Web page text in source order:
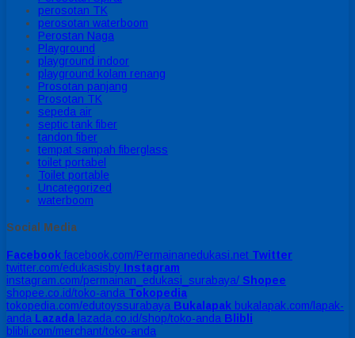
perosotan TK
perosotan waterboom
Perostan Naga
Playground
playground indoor
playground kolam renang
Prosotan panjang
Prosotan TK
sepeda air
septic tank fiber
tandon fiber
tempat sampah fiberglass
toilet portabel
Toilet portable
Uncategorized
waterboom
Social Media
Facebook facebook.com/Permainanedukasi.net Twitter
twitter.com/edukasisby Instagram
instagram.com/permainan_edukasi_surabaya/ Shopee
shopee.co.id/toko-anda Tokopedia
tokopedia.com/edutoyssurabaya Bukalapak bukalapak.com/lapak-
anda Lazada lazada.co.id/shop/toko-anda Blibli
blibli.com/merchant/toko-anda